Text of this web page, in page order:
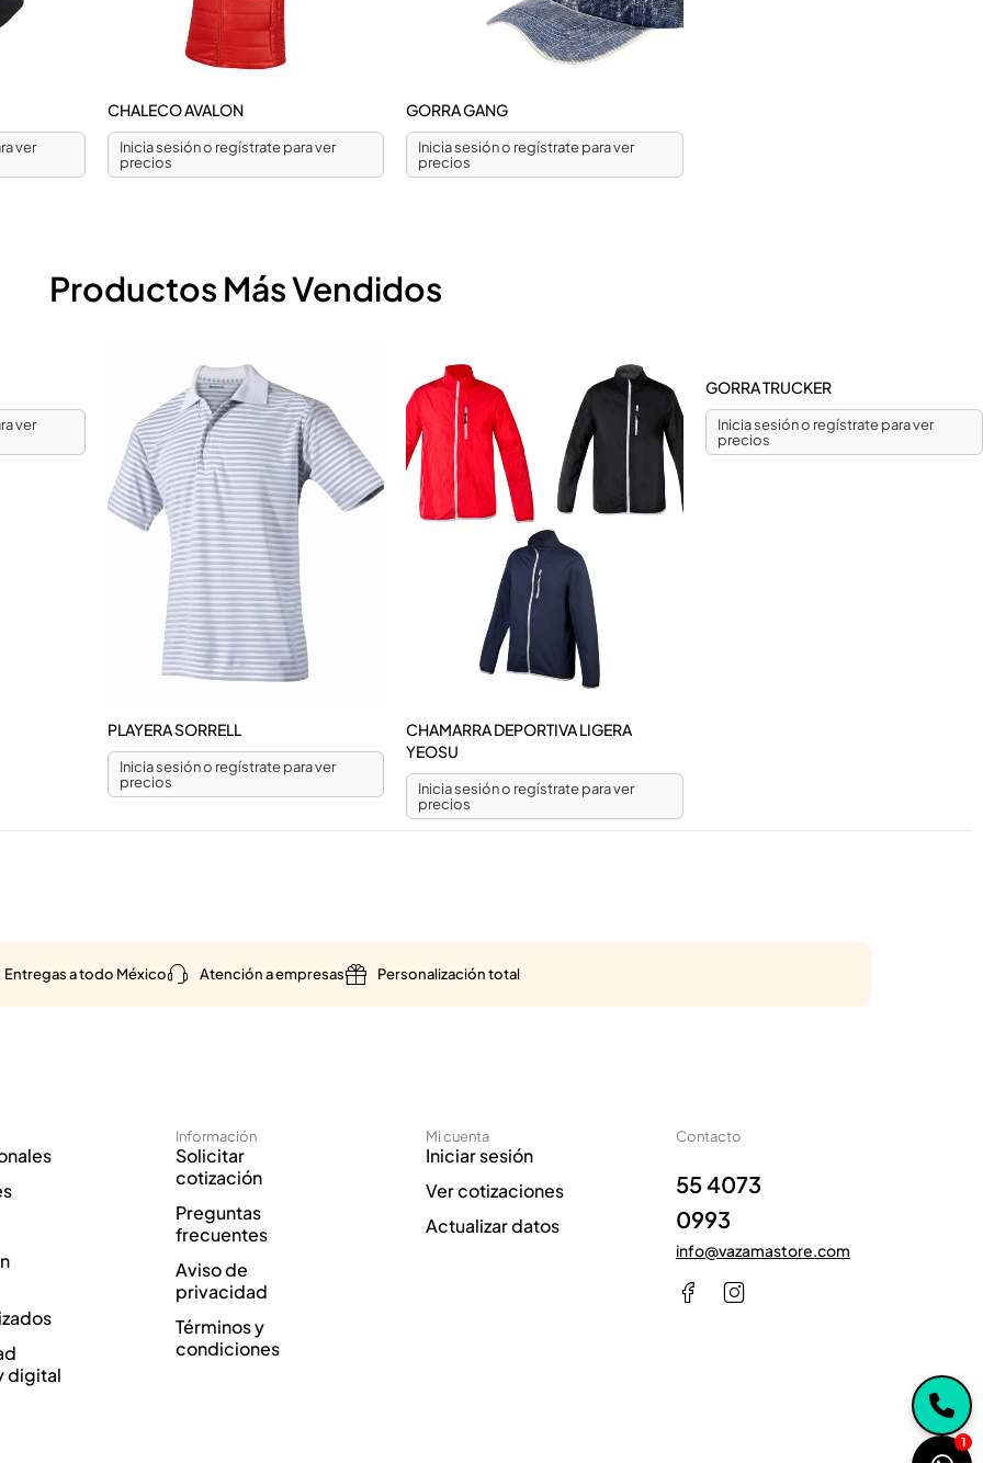
ver
CHALECO AVALON
Inicia sesión o regístrate para ver
precios
GORRA GANG
Inicia sesión o regístrate para ver
precios
Productos Más Vendidos
ver
PLAYERA SORRELL
Inicia sesión o regístrate para ver
precios
CHAMARRA DEPORTIVA LIGERA
YEOSU
Inicia sesión o regístrate para ver
precios
GORRA TRUCKER
Inicia sesión o regístrate para ver
precios
Entregas a todo México Atención a empresas Personalización total
digital
Información
Solicitar
cotización
Preguntas
frecuentes
Aviso de
privacidad
Términos y
condiciones
Mi cuenta
Iniciar sesión
Ver cotizaciones
Actualizar datos
Contacto
55 4073
0993
info@vazamastore.com
1